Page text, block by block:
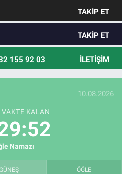
TAKIP ET
TAKIP ET
155 92 03 İLETIŞIM
10.08.2026
KALAN
Namazı
ÖĞLE